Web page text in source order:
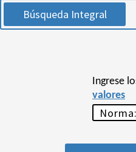
Búsqueda Integral
Ingrese
valores